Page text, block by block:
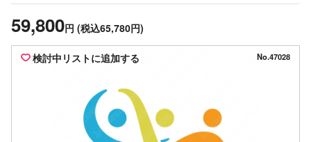
59,800円 (税込65,780円)
検討中リストに追加する No.47028